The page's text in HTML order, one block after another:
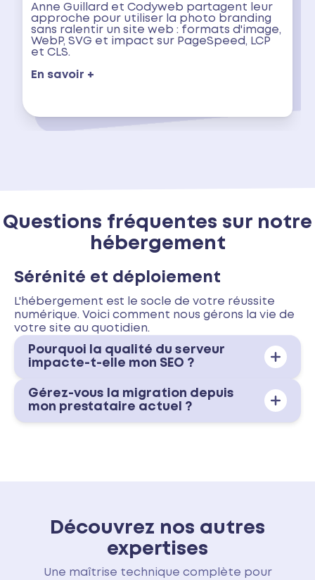
Anne Guillard et Codyweb partagent leur
approche pour utiliser la photo branding
sans ralentir un site web : formats d'image,
WebP, SVG et impact sur PageSpeed, LCP
et CLS.
En savoir +
Questions fréquentes sur notre
hébergement
Sérénité et déploiement
L'hébergement est le socle de votre réussite
numérique. Voici comment nous gérons la vie de
votre site au quotidien.
Pourquoi la qualité du serveur
impacte-t-elle mon SEO ?
Gérez-vous la migration depuis
mon prestataire actuel ?
Découvrez nos autres
expertises
Une maîtrise technique complète pour